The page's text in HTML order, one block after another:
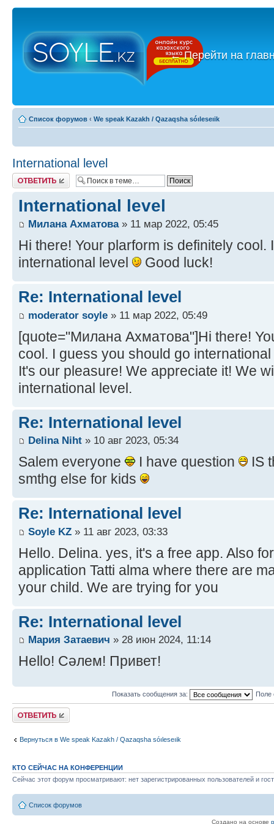
←Перейти на
Список форумов ‹ We speak Kazakh / Qazaqsha sóıleseıik
International level
Ответить
International level
Милана Ахматова» 11 мар 2022, 05:45
Hi there! Your plarform is definitely
international level
Good luck!
Re: International level
moderator soyle » 11 мар 2022, 05:49
[quote="Милана Ахматова"]Hi there!
cool. I guess you should go
It's our pleasure! We appreciate it! We
international level.
Re: International level
Delina Niht » 10 авг 2023, 05:34
Salem everyone I have question
IS
smthg else for kids
Re: International level
Soyle KZ » 11 авг 2023, 03:33
Hello. Delina. yes, it's a free app. Also
application Tatti alma where there are
your child. We are trying for you
Re: International level
Мария Затаевич » 28 июн 2024, 11:14
Hello! Сәлем! Привет!
Показать сообщения за: Поле
Ответить
Вернуться в We speak Kazakh / Qazaqsha sóıleseıik
КТО СЕЙЧАС НА КОНФЕРЕНЦИИ
Сейчас этот форум просматривают: нет зарегистрированных пользователей и
Список форумов
Создано на основе